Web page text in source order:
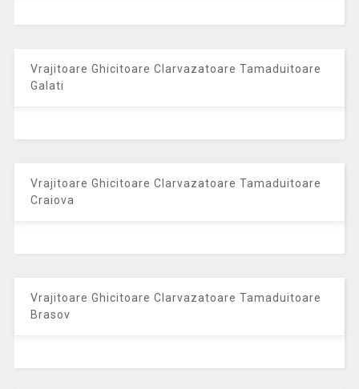
Vrajitoare Ghicitoare Clarvazatoare Tamaduitoare
Galati
Vrajitoare Ghicitoare Clarvazatoare Tamaduitoare
Craiova
Vrajitoare Ghicitoare Clarvazatoare Tamaduitoare
Brasov